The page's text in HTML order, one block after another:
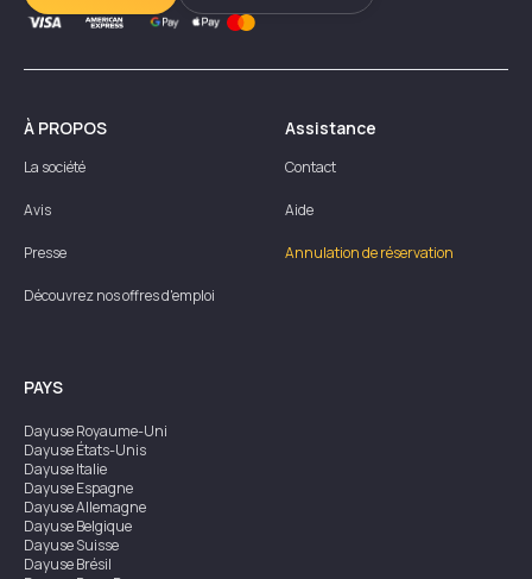
À PROPOS
La société
Avis
Presse
Découvrez nos offres d'emploi
Assistance
Contact
Aide
Annulation de réservation
PAYS
DayuseRoyaume-Uni
DayuseÉtats-Unis
DayuseItalie
DayuseEspagne
DayuseAllemagne
DayuseBelgique
DayuseSuisse
DayuseBrésil